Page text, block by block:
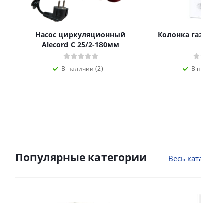
Насос циркуляционный
Alecord C 25/2-180мм
В наличии (2)
Колонка
В
Популярные категории Весь